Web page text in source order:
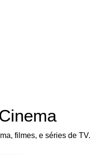
filmes, e séries de TV.